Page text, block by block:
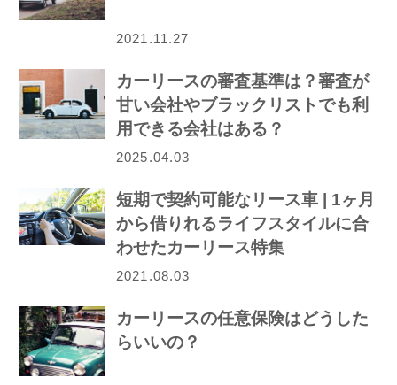
2021.11.27
カーリースの審査基準は？審査が
甘い会社やブラックリストでも利
用できる会社はある？
2025.04.03
短期で契約可能なリース車 | 1ヶ月
から借りれるライフスタイルに合
わせたカーリース特集
2021.08.03
カーリースの任意保険はどうした
らいいの？